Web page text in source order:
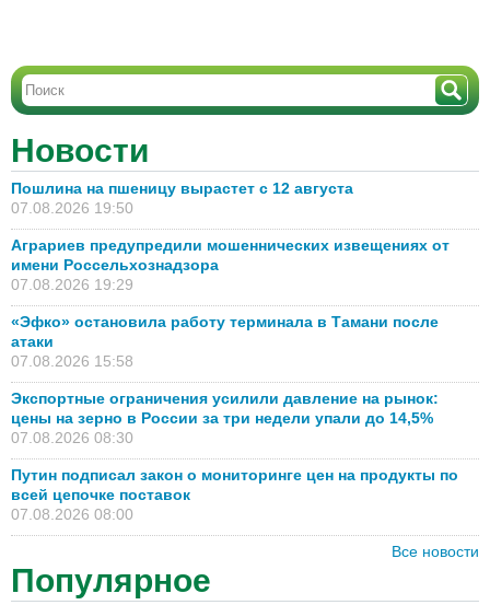
Новости
Пошлина на пшеницу вырастет с 12 августа
07.08.2026 19:50
Аграриев предупредили мошеннических извещениях от
имени Россельхознадзора
07.08.2026 19:29
«Эфко» остановила работу терминала в Тамани после
атаки
07.08.2026 15:58
Экспортные ограничения усилили давление на рынок:
цены на зерно в России за три недели упали до 14,5%
07.08.2026 08:30
Путин подписал закон о мониторинге цен на продукты по
всей цепочке поставок
07.08.2026 08:00
Все новости
Популярное